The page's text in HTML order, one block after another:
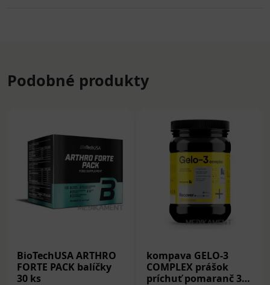
Podobné produkty
BioTechUSA ARTHRO
FORTE PACK balíčky
30 ks
kompava GELO-3
COMPLEX prášok
príchuť pomaranč 390